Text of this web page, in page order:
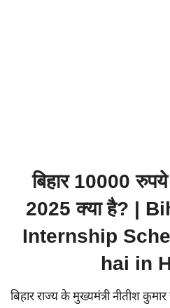
बिहार 10000 रुपये
2025 क्या है? |
Internship
hai in
बिहार राज्य के मुख्यमंत्री नीतीश